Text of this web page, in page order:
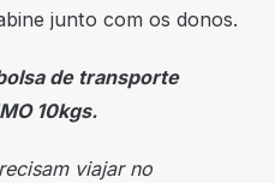
junto com os donos.
de transporte
10kgs.
viajar no